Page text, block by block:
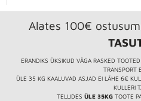
Alates 100€
ERANDIKS ÜKSIKUD VÄGA RASKED
TRANSPORT
ÜLE 35 KG KAALUVAD ASJAD EI LÄHE 6€
KULLERI
TELLIDES ÜLE 35KG TOOTE